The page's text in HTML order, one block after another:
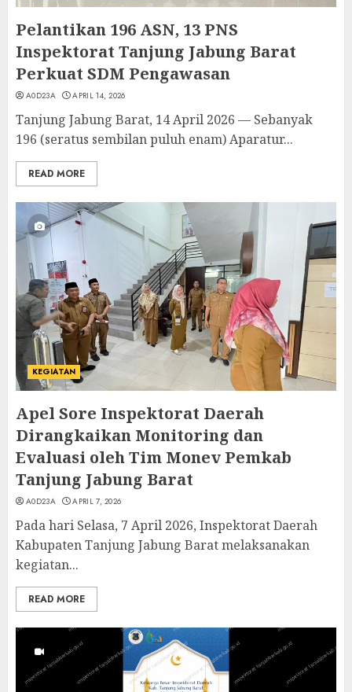
Pelantikan 196 ASN, 13 PNS
Inspektorat Tanjung Jabung Barat
Perkuat SDM Pengawasan
A0D23A APRIL 14, 2026
Tanjung Jabung Barat, 14 April 2026 — Sebanyak
196 (seratus sembilan puluh enam) Aparatur...
READ MORE
KEGIATAN
Apel Sore Inspektorat Daerah
Dirangkaikan Monitoring dan
Evaluasi oleh Tim Monev Pemkab
Tanjung Jabung Barat
A0D23A APRIL 7, 2026
Pada hari Selasa, 7 April 2026, Inspektorat Daerah
Kabupaten Tanjung Jabung Barat melaksanakan
kegiatan...
READ MORE